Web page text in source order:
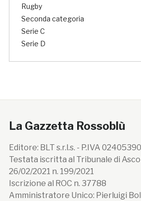
Rugby
Seconda categoria
Serie C
Serie D
La Gazzetta Rossoblù
Editore: BLT s.r.l.s. - P.IVA
Testata iscritta al Tribunale di
26/02/2021 n. 199/2021
Iscrizione al ROC n. 37788
Amministratore Unico: Pierluigi